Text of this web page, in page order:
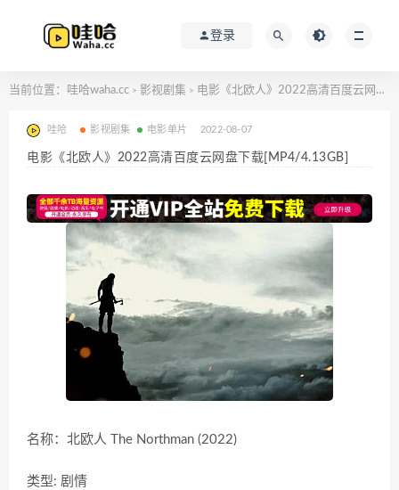
登录
当前位置： 哇哈waha.cc > 影视剧集 > 电影《北欧人》2022高清百度云网盘下载[MP4/4.13GB]
哇哈 影视剧集 电影单片 2022-08-07
电影《北欧人》2022高清百度云网盘下载[MP4/4.13GB]
名称：北欧人 The Northman (2022)
类型: 剧情